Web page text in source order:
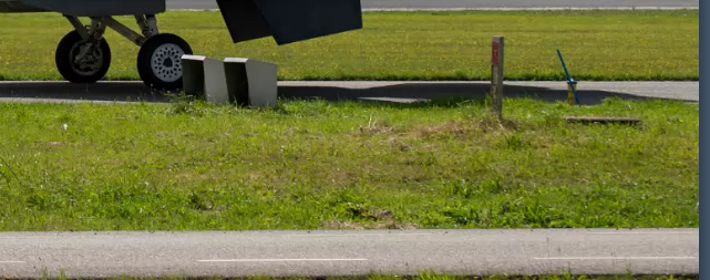
Volkel airbase 2024-09-27 afscheid F-16